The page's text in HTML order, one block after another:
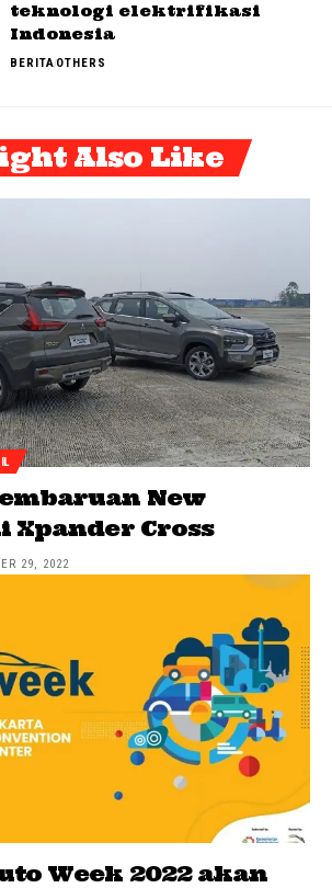
teknologi elektrifikasi
Indonesia
BERITAOTHERS
Also Like
New
Xpander Cross
29, 2022
Week 2022 akan